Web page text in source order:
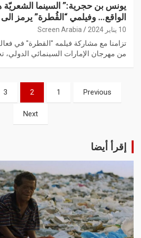
يونس بن حجرية:” السينما
الواقع… وفيلمي “الڨُطرة” يرمز الى
10 يناير 2024 Screen Arabia
تزامنا مع مشاركة فيلمه "القطرة" في
من مهرجان الإمارات السينمائي
Previous
1
2
3
Next
إقرأ أيضا